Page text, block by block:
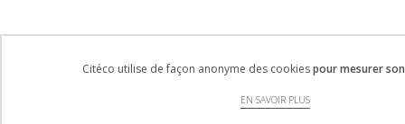
Citéco utilise de façon anonyme des cookiespour mesurer
EN SAVOIR PLUS